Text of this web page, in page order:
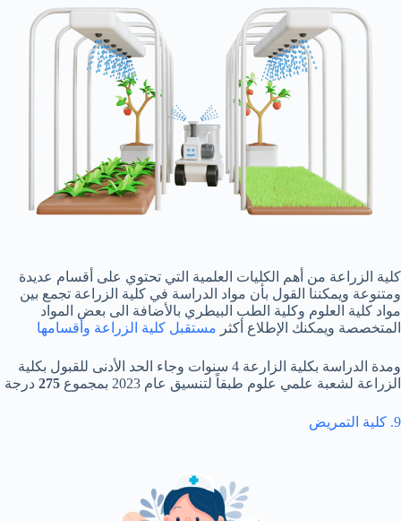
كلية الزراعة من أهم الكليات العلمية التي تحتوي على أقسام عديدة
ومتنوعة ويمكننا القول بأن مواد الدراسة في كلية الزراعة تجمع بين
مواد كلية العلوم وكلية الطب البيطري بالأضافة الى بعض المواد
المتخصصة ويمكنك الإطلاع أكثر مستقبل كلية الزراعة وأقسامها
ومدة الدراسة بكلية الزارعة 4 سنوات وجاء الحد الأدنى للقبول بكلية
الزراعة لشعبة علمي علوم طبقاً لتنسيق عام 2023 بمجموع
275 درجة
9. كلية التمريض